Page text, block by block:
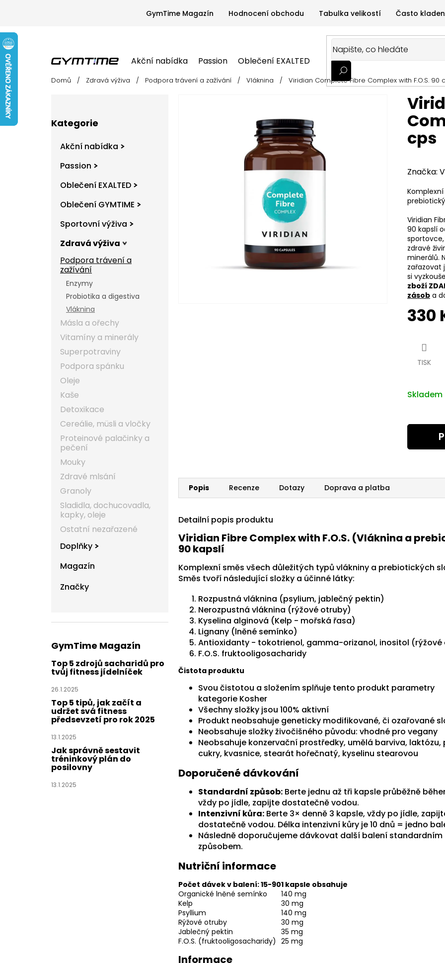
GymTime Magazín Hodnocení obchodu Tabulka velikostí Často
Akční nabídka Passion Oblečení EXALTED Oblečení GYMTIME Sportovní
Akční nabídka Passion Oblečení EXALTED Oblečení GYMTIME Sportovní výživa Zdravá
Domů / Zdravá výživa / Podpora trávení a zažívání / Vláknina / Viridian Complete Fibre Complex with F.O.S. 90
kategorie
Kategorie
Akční nabídka
Passion
Oblečení EXALTED
Oblečení GYMTIME
Sportovní výživa
Zdravá výživa
Podpora trávení a
zažívání
Enzymy
Probiotika a digestiva
Vláknina
Másla a ořechy
Vitamíny a minerály
Superpotraviny
Podpora spánku
Oleje
Kaše
Detoxikace
Cereálie, müsli a vločky
Proteinové palačinky a
pečení
Mouky
Zdravé mlsání
Granoly
Sladidla, dochucovadla,
kapky, oleje
Ostatní nezařazené
Doplňky
Magazín
Značky
GymTime Magazín
Top 5 zdrojů sacharidů pro
tvůj fitness jídelníček
26.1.2025
Top 5 tipů, jak začít a
udržet svá fitness
předsevzetí pro rok 2025
13.1.2025
Jak správně sestavit
tréninkový plán do
posilovny
13.1.2025
330
Skladem
Viridian
90 kapslí
zdravé
minerálů.
zařazovat
si
zboží
zásob a
TISK
cps
Značka:
Popis Recenze Dotazy Doprava a platba
Detailní popis produktu
Viridian Fibre Complex with F.O.S. (Vláknina a
90 kapslí
Komplexní směs všech důležitých typů vlákniny a prebiotických
Směs tvoří následující složky a účinné látky:
Rozpustná vláknina (psylium, jablečný pektin)
Nerozpustná vláknina (rýžové otruby)
Kyselina alginová (Kelp - mořská řasa)
Lignany (lněné semínko)
Antioxidanty - tokotrienol, gamma-orizanol, inositol (rýžové
F.O.S. fruktooligosacharidy
Čistota produktu
Svou čistotou a složením splňuje tento produkt parametry
kategorie Kosher
Všechny složky jsou 100% aktivní
Produkt neobsahuje geneticky modifikované, či ozařované
Neobsahuje složky živočišného původu: vhodné pro vegany
Neobsahuje konzervační prostředky, umělá barviva, laktózu,
cukry, kvasnice, stearát hořečnatý, kyselinu stearovou
Doporučené dávkování
Standardní způsob: Berte jednu až tři kapsle průběžně
vždy po jídle, zapijte dostatečně vodou.
Intenzivní kůra: Berte 3× denně 3 kapsle, vždy po jídle,
dostatečně vodou. Délka intenzivní kůry je 10 dnů = jedno
Následně doporučujeme dávkovat další balení standardním
způsobem.
Nutriční informace
Počet dávek v balení: 15-901 kapsle obsahuje
Organické lněné semínko
140 mg
Kelp
30 mg
Psyllium
140 mg
Rýžové otruby
30 mg
Jablečný pektin
35 mg
F.O.S. (fruktooligosacharidy) 25 mg
Informace